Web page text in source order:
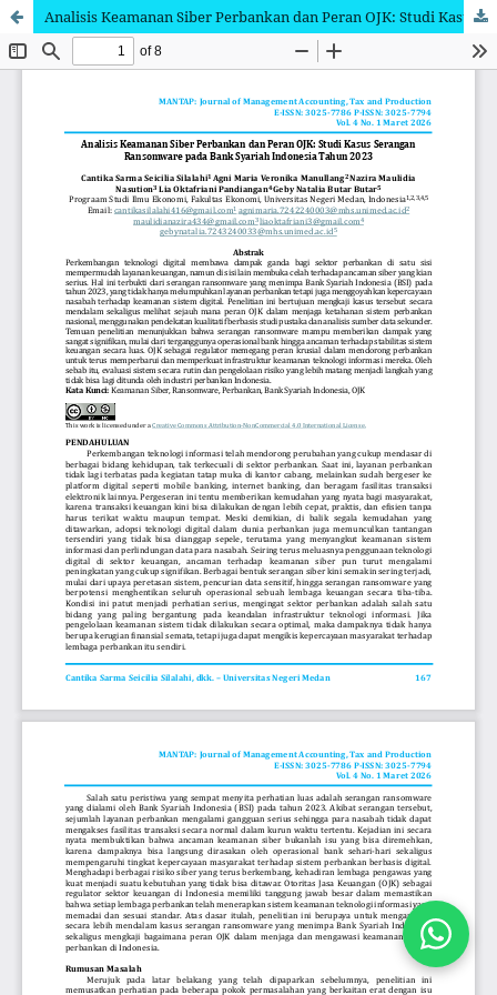
Analisis Keamanan Siber Perbankan dan Peran OJK: Studi Kasus Serangan Ransomware pada Bank Syariah Indonesia Tahun 2023